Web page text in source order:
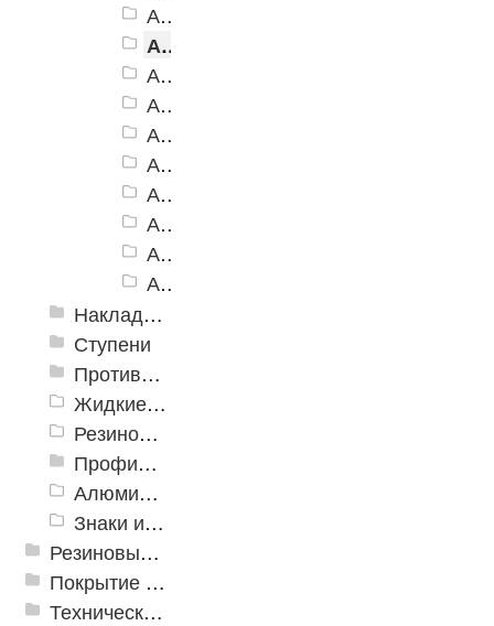
Алюминиевый угол-порог АУ-160, темно-коричневый
Алюминиевый угол-порог АУ-160, коричневый
Алюминиевый угол-порог АУ-160, серый
Алюминиевый угол-порог АУ-160, бежевый
Алюминиевый угол-порог АУ-160, желтый
Алюминиевый угол-порог АУ-160, белый
Алюминиевый угол-порог АУ-160, голубой
Алюминиевый угол-порог АУ-160, синий
Алюминиевый угол-порог АУ-160, красный
Алюминиевый угол-порог АУ-160, зеленый
Накладки противоскользящие резиновые
Ступени
Противоскользящие ленты
Жидкие противоскользящие средства
Резиновый профиль с алюминиевой вставкой «NoSlip»
Профили закладные
Алюминиевый профиль для ленты
Знаки из полистирола для разметки пола
Резиновые и ПВХ дорожки
Покрытие из резиновой крошки
Техническая резина